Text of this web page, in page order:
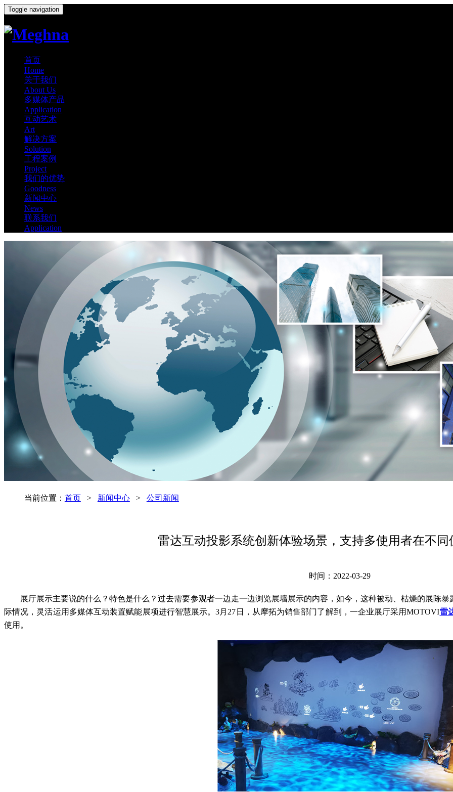
Toggle navigation
首页
Home
关于我们
About Us
多媒体产品
Application
互动艺术
Art
解决方案
Solution
工程案例
Project
我们的优势
Goodness
新闻中心
News
联系我们
Application
当前位置： 首页 > 新闻中心> 公司新闻
雷达互动投影系统创新体验场景，支持多使用者在不同
时间：2022-03-29
展厅展示主要说的什么？特色是什么？过去需要参观者一边走一边浏览展墙展示的内容，如今，这种被动、枯燥的展陈
际情况，灵活运用多媒体互动装置赋能展项进行智慧展示。3月27日，从摩拓为销售部门了解到，一企业展厅采用MOTOVI雷
使用。